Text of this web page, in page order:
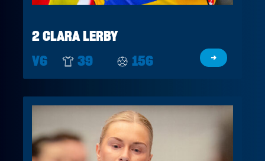
2 CLARA LERBY
V6
39 156 →